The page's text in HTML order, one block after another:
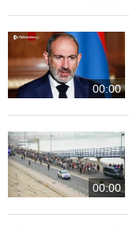
00:00
00:00